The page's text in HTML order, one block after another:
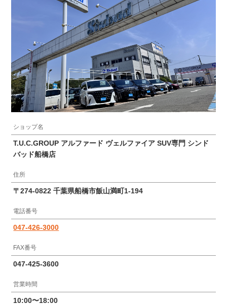
ショップ名
T.U.C.GROUP アルファード ヴェルファイア SUV専門 シンド
バッド船橋店
住所
〒274-0822 千葉県船橋市飯山満町1-194
電話番号
047-426-3000
FAX番号
047-425-3600
営業時間
10:00〜18:00